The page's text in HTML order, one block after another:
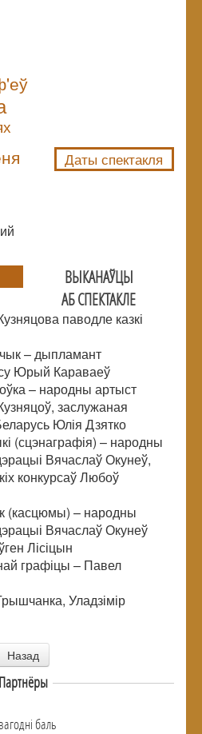
Даты спектакля
ВЫКАНАЎЦЫ
АБ СПЕКТАКЛЕ
паводле казкі
– дыпламант
Юрый Караваеў
– народны артыст
заслужаная
Юлія Дзятко
(сцэнаграфія) – народны
Вячаслаў Окунеў,
конкурсаў Любоў
(касцюмы) – народны
Вячаслаў Окунеў
Лісіцын
графіцы – Павел
Уладзімір
Назад
Партнёры
баль